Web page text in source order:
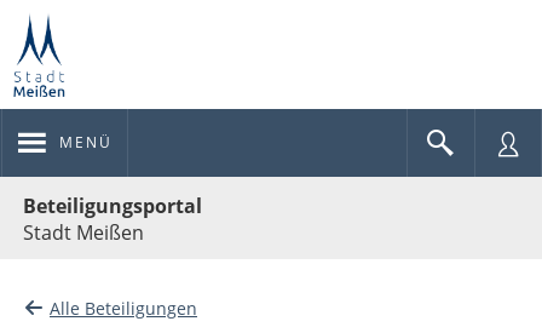
MENÜ
Beteiligungsportal
Stadt Meißen
Alle Beteiligungen